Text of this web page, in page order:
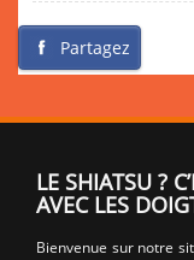
Partagez
LE SHIATSU ?
AVEC LES
Bienvenue sur notre